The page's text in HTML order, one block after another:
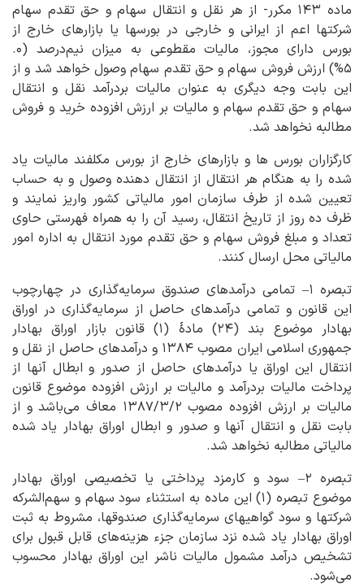
ماده ۱۴۳ مکرر- از هر نقل و انتقال سهام و حق تقدم سهام
شرکتها اعم از ایرانی و خارجی در بورسها یا بازارهای خارج از
بورس دارای مجوز، مالیات مقطوعی به میزان نیم‌درصد (۰.
۵%) ارزش فروش سهام و حق تقدم سهام وصول خواهد شد و از
این بابت وجه دیگری به عنوان مالیات بردرآمد نقل و انتقال
سهام و حق تقدم سهام و مالیات بر ارزش افزوده خرید و فروش
مطالبه نخواهد شد.
کارگزاران بورس ها و بازارهای خارج از بورس مکلفند مالیات یاد
شده را به هنگام هر انتقال از انتقال دهنده وصول و به حساب
تعیین شده از طرف سازمان امور مالیاتی کشور واریز نمایند و
ظرف ده روز از تاریخ انتقال، رسید آن را به همراه فهرستی حاوی
تعداد و مبلغ فروش سهام و حق تقدم مورد انتقال به اداره امور
مالیاتی محل ارسال کنند.
تبصره ۱– تمامی درآمدهای صندوق سرمایه‌گذاری در چهارچوب
این قانون و تمامی درآمدهای حاصل از سرمایه‌گذاری در اوراق
بهادار موضوع بند (۲۴) مادۀ (۱) قانون بازار اوراق بهادار
جمهوری اسلامی ایران مصوب ۱۳۸۴ و درآمدهای حاصل از نقل و
انتقال این اوراق یا درآمدهای حاصل از صدور و ابطال آنها از
پرداخت مالیات بردرآمد و مالیات بر ارزش افزوده موضوع قانون
مالیات بر ارزش افزوده مصوب ۱۳۸۷/۳/۲ معاف می‌باشد و از
بابت نقل و انتقال آنها و صدور و ابطال اوراق بهادار یاد شده
مالیاتی مطالبه نخواهد شد.
تبصره ۲– سود و کارمزد پرداختی یا تخصیصی اوراق بهادار
موضوع تبصره (۱) این ماده به استثناء سود سهام و سهم‌الشرکه
شرکتها و سود گواهیهای سرمایه‌گذاری صندوقها، مشروط به ثبت
اوراق بهادار یاد شده نزد سازمان جزء هزینه‌های قابل قبول برای
تشخیص درآمد مشمول مالیات ناشر این اوراق بهادار محسوب
می‌شود.